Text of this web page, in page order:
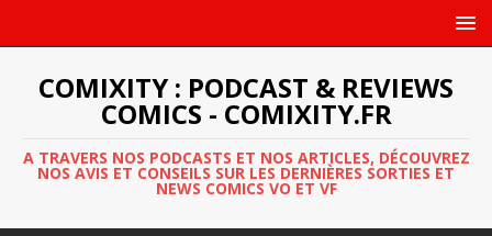
COMIXITY : PODCAST & REVIEWS
COMICS - COMIXITY.FR
A TRAVERS NOS PODCASTS ET NOS ARTICLES, DÉCOUVREZ
NOS AVIS ET CONSEILS SUR LES DERNIÈRES SORTIES ET
NEWS COMICS VO ET VF